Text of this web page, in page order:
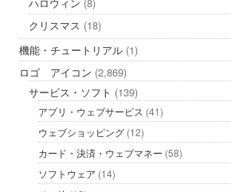
クリスマス (18)
機能・チュートリアル (1)
ロゴ アイコン (2,869)
サービス・ソフト (139)
アプリ・ウェブサービス (41)
ウェブショッピング (12)
カード・決済・ウェブマネー (58)
ソフトウェア (14)